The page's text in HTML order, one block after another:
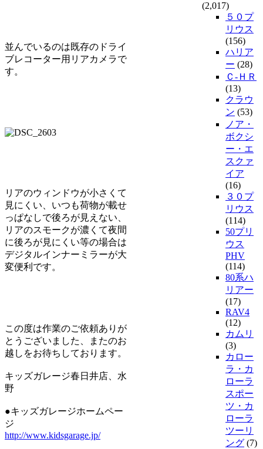
並んでいるのは既存のドライ
ブレコーター用リアカメラで
す。
リアのウィンドウが小さくて
見にくい、いつも荷物が載せ
っぱなしで後ろが見えない、
リアのスモークが濃くて夜間
に後ろが見にくい等の場合は
デジタルインナーミラーが大
変便利です。
この度は作業のご依頼ありが
とうございました、またのお
越しをお待ちしております。
キッズガレージ春日井店、水
野
●キッズガレージホームペー
ジ
http://www.kidsgarage.jp/
(2,017)
５０プ
リウス
(156)
ハリア
ー (28)
Ｃ-ＨＲ
(13)
クラウ
ン (53)
ノア・
ボクシ
ー・エ
スクァ
イア
(16)
３０プ
リウス
(114)
50プリ
ウス
PHV
(114)
80系ハ
リアー
(17)
RAV4
(12)
カムリ
(3)
カロー
ラ・カ
ローラ
スポー
ツ・カ
ローラ
ツーリ
ング (7)